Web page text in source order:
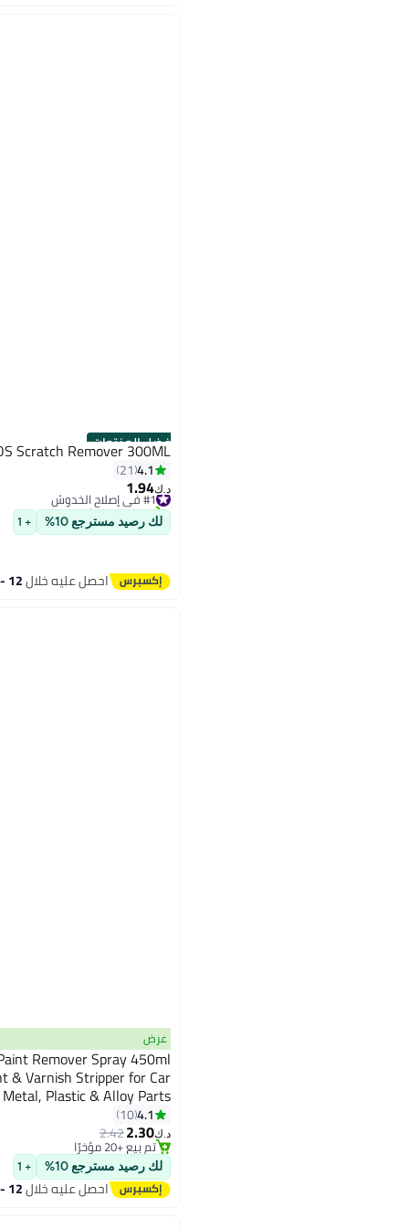
أفضل المنتجات
Scratch Remover 300ML
4.1
21
د.ك‏1.94
#1 في إصلاح الخدوش
تم بيع +50 مؤخرًا
#1 في إصلاح الخدوش
لك رصيد مسترجع 10% + 1
احصل عليه خلال12 - 13 اغسطس
عرض
Remover Spray 450ml
& Varnish Stripper for Car
Plastic & Alloy Parts
4.1
10
د.ك‏2.30
2.42
تم بيع +20 مؤخرًا
تم بيع +20 مؤخرًا
لك رصيد مسترجع 10% + 1
احصل عليه خلال12 - 13 اغسطس